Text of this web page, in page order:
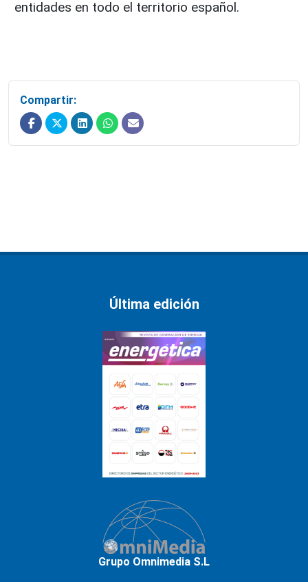
entidades en todo el territorio español.
Compartir:
Última edición
Grupo Omnimedia S.L